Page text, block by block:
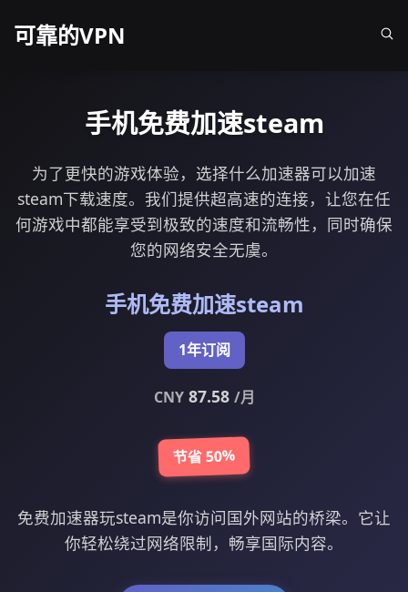
可靠的VPN
手机免费加速steam
为了更快的游戏体验，选择什么加速器可以加速
steam下载速度。我们提供超高速的连接，让您在任
何游戏中都能享受到极致的速度和流畅性，同时确保
您的网络安全无虞。
手机免费加速steam
1年订阅
CNY87.58 /月
节省 50%
免费加速器玩steam是你访问国外网站的桥梁。它让
你轻松绕过网络限制，畅享国际内容。